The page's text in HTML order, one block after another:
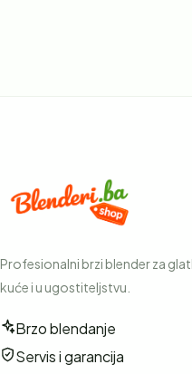
Profesionalni brzi blender za
kuće i u ugostiteljstvu.
Brzo blendanje
Servis i garancija